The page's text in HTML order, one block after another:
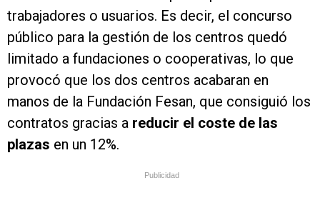
trabajadores o usuarios. Es decir, el concurso
público para la gestión de los centros quedó
limitado a fundaciones o cooperativas, lo que
provocó que los dos centros acabaran en
manos de la Fundación Fesan, que consiguió los
contratos gracias a reducir el coste de las
plazas en un 12%.
Publicidad